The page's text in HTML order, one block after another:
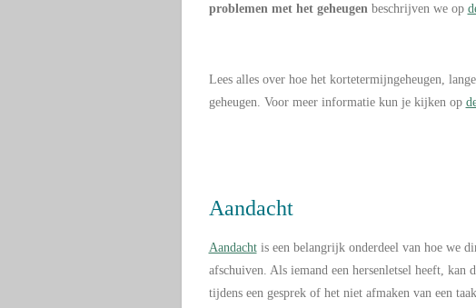
problemen met het geheugen beschrijven we op
Lees alles over hoe het kortetermijngeheugen,
geheugen. Voor meer informatie kun je kijken op
Aandacht
Aandachtis een belangrijk onderdeel van hoe we
afschuiven. Als iemand een hersenletsel heeft, kan
tijdens een gesprek of het niet afmaken van een